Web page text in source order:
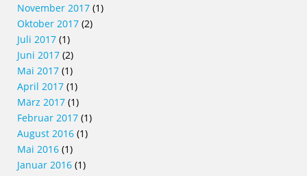
November 2017 (1)
Oktober 2017 (2)
Juli 2017 (1)
Juni 2017 (2)
Mai 2017 (1)
April 2017 (1)
März 2017 (1)
Februar 2017 (1)
August 2016 (1)
Mai 2016 (1)
Januar 2016 (1)